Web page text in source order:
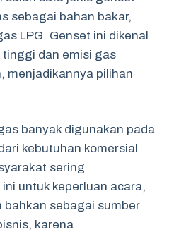
sebagai bahan bakar,
LPG. Genset ini dikenal
dan emisi gas
menjadikannya pilihan
banyak digunakan pada
kebutuhan komersial
sering
untuk keperluan acara,
bahkan sebagai sumber
karena